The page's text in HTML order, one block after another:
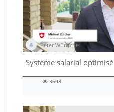
Peter Wünsche
Système salarial optimisé
00:56 duration
3608